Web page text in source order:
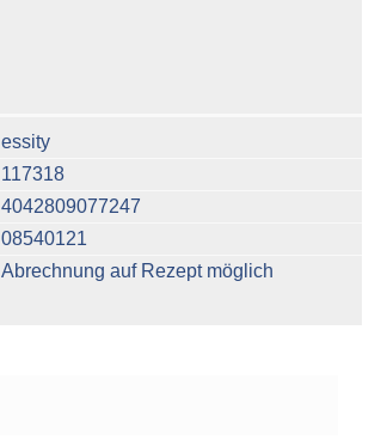
essity
117318
4042809077247
08540121
Abrechnung auf Rezept möglich